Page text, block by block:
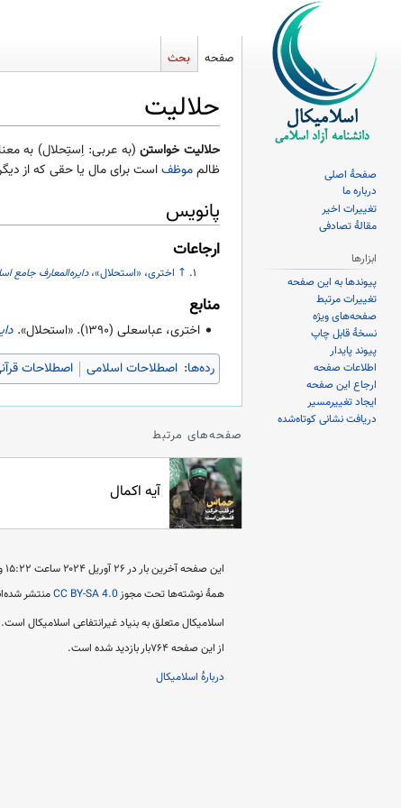
حلالیت
پرش
به
پرش
به
حلالیت خواستن(به عربی: اِستِحلال) به
ظالمموظفاست برای مال یا حقی که از
پانویس
ارجاعات
↑ اختری، «استحلال»،دایره‌المعارف جامع
منابع
اختری، عباسعلی (۱۳۹۰). «استحلال».
رده‌ها: اصطلاحات اسلامی اصطلاحات
صفحه‌های مرتبط
آیه اکمال
صفحه بحث
صفحهٔ اصلی
درباره ما
تغییرات اخیر
مقالهٔ تصادفی
ابزارها
پیوندها به این صفحه
تغییرات مرتبط
صفحه‌های ویژه
نسخهٔ قابل چاپ
پیوند پایدار
اطلاعات صفحه
ارجاع این صفحه
ایجاد تغییرمسیر
دریافت نشانی کوتاه‌شده
این صفحه آخرین بار در ‏۲۶ آوریل ۲۰۲۴ ساعت ‏۱۵:۲۲ ویرایش شده است.
همهٔ نوشته‌ها تحت مجوز CC BY-SA 4.0منتشر
اسلامیکال متعلق به بنیاد غیرانتفاعی اسلامیکال است.
از این صفحه ۷۶۴بار بازدید شده است.
دربارهٔ اسلامیکال